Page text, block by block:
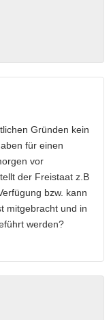
Gründen kein
für einen
vor
der Freistaat z.B
bzw. kann
mitgebracht und in
werden?